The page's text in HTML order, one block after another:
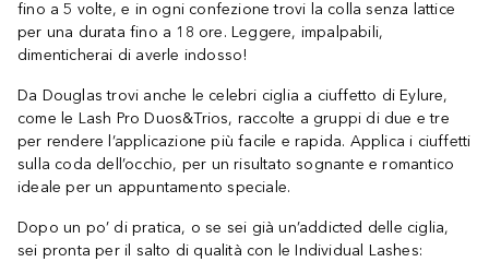
fino a 5 volte, e in ogni confezione trovi la colla senza lattice
per una durata fino a 18 ore. Leggere, impalpabili,
dimenticherai di averle indosso!
Da Douglas trovi anche le celebri ciglia a ciuffetto di Eylure,
come le Lash Pro Duos&Trios, raccolte a gruppi di due e tre
per rendere l’applicazione più facile e rapida. Applica i ciuffetti
sulla coda dell’occhio, per un risultato sognante e romantico
ideale per un appuntamento speciale.
Dopo un po’ di pratica, o se sei già un’addicted delle ciglia,
sei pronta per il salto di qualità con le Individual Lashes: